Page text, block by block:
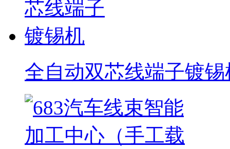
全自动双芯线端子镀锡